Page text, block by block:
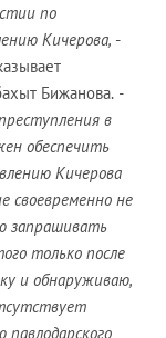
по
Кичерова, -
Бижанова. -
в
обеспечить
Кичерова
своевременно не
запрашивать
только после
и обнаруживаю,